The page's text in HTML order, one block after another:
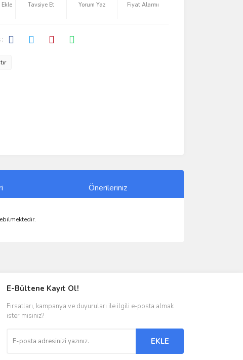
Tavsiye Et Yorum Yaz Fiyat Alarmı
:
Önerileriniz
E-Bültene Kayıt Ol!
Fırsatları, kampanya ve duyuruları ile ilgili e-posta almak
ister misiniz?
EKLE